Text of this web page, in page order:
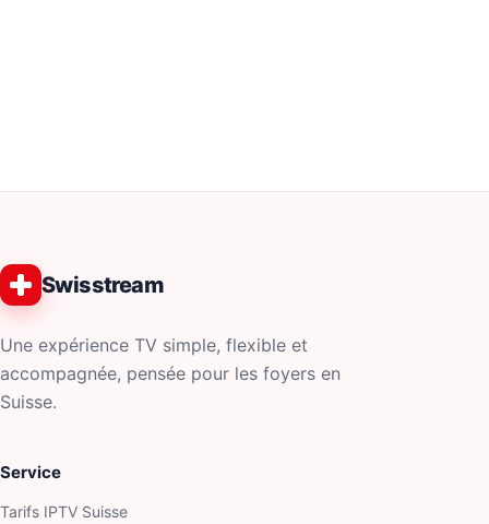
Swisstream
Une expérience TV simple, flexible et
accompagnée, pensée pour les foyers en
Suisse.
Service
Tarifs IPTV Suisse